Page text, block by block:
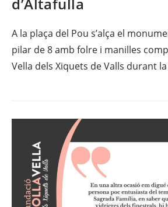
A la plaça del Pou s’alça el
pilar de 8 amb folre i manilles
Vella dels Xiquets de Valls durant